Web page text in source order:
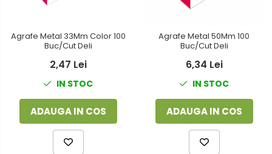
Agrafe Metal 33Mm Color 100
Buc/Cut Deli
2,47 Lei
IN STOC
ADAUGA IN COS
Agrafe Metal 50Mm 100
Buc/Cut Deli
6,34 Lei
IN STOC
ADAUGA IN COS